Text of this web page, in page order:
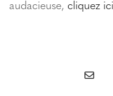
audacieuse, cliquez